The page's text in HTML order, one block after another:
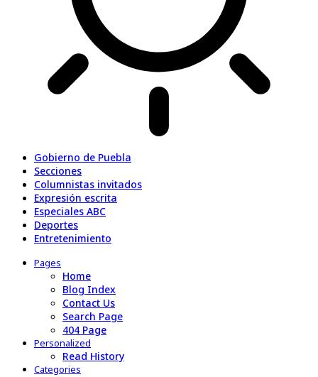
Gobierno de Puebla
Secciones
Columnistas invitados
Expresión escrita
Especiales ABC
Deportes
Entretenimiento
Pages
Home
Blog Index
Contact Us
Search Page
404 Page
Personalized
Read History
Categories